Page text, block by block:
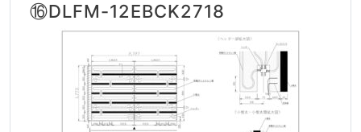
⑯DLFM-12EBCK2718